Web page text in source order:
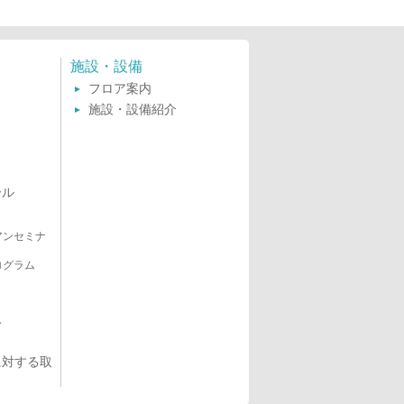
セミナ
ラム
する取
施設・設備
フロア案内
施設・設備紹介